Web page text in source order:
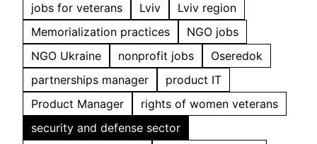
jobs for veterans
Lviv
Lviv region
Memorialization practices
NGO jobs
NGO Ukraine
nonprofit jobs
Oseredok
partnerships manager
product IT
Product Manager
rights of women veterans
security and defense sector